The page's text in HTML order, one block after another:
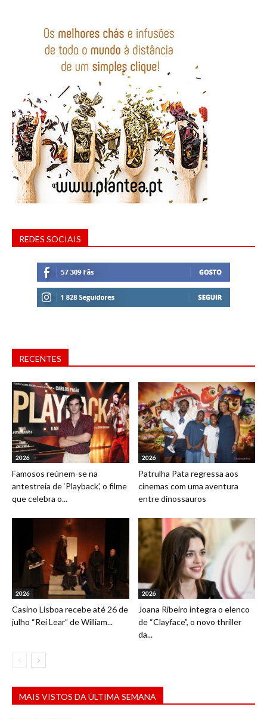
REDES SOCIAIS
RECENTES
2026
Famosos reúnem-se na
antestreia de ‘Playback’, o filme
que celebra o...
2026
Patrulha Pata regressa aos
cinemas com uma aventura
entre dinossauros
2026
Casino Lisboa recebe até 26 de
julho “Rei Lear” de William...
2026
Joana Ribeiro integra o elenco
de “Clayface”, o novo thriller
da...
MAIS VISTOS DA ÚLTIMA SEMANA